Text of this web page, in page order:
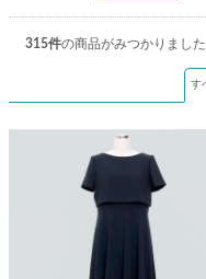
315件の商品がみつかりました
す